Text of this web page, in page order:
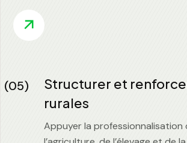
(05)
Structurer et
rurales
Appuyer la professionnalisation